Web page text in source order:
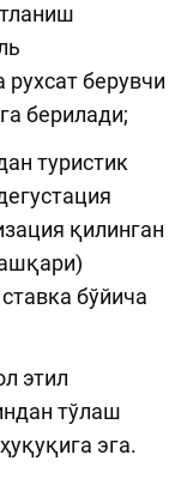
берувчи
берилади;
туристик
қилинган
бўйича
этил
тўлаш
эга.